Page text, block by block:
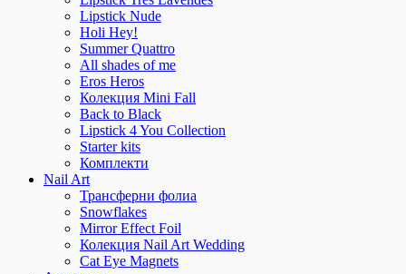
Lipstick Nude
Holi Hey!
Summer Quattro
All shades of me
Eros Heros
Колекция Mini Fall
Back to Black
Lipstick 4 You Collection
Starter kits
Комплекти
Nail Art
Трансферни фолиа
Snowflakes
Mirror Effect Foil
Колекция Nail Art Wedding
Cat Eye Magnets